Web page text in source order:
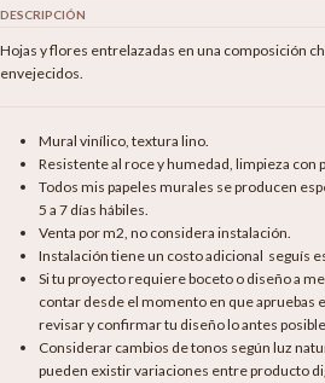
DESCRIPCIÓN
Hojas y flores entrelazadas en una composición
envejecidos.
Mural vinílico, textura lino.
Resistente al roce y humedad, limpieza con
Todos mis papeles murales se producen
5 a 7 días hábiles.
Venta por m2, no considera instalación.
Instalación tiene un costo adicional seguís
Si tu proyecto requiere boceto o diseño a
contar desde el momento en que apruebas
revisar y confirmar tu diseño lo antes
Considerar cambios de tonos según luz
pueden existir variaciones entre producto